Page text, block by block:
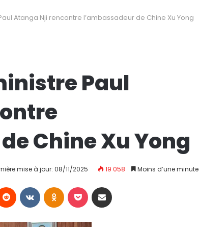
Atanga Nji rencontre l’ambassadeur de Chine Xu Yong
Paul
Chine Xu Yong
mise à jour: 08/11/2025 19 058 Moins d’une minute